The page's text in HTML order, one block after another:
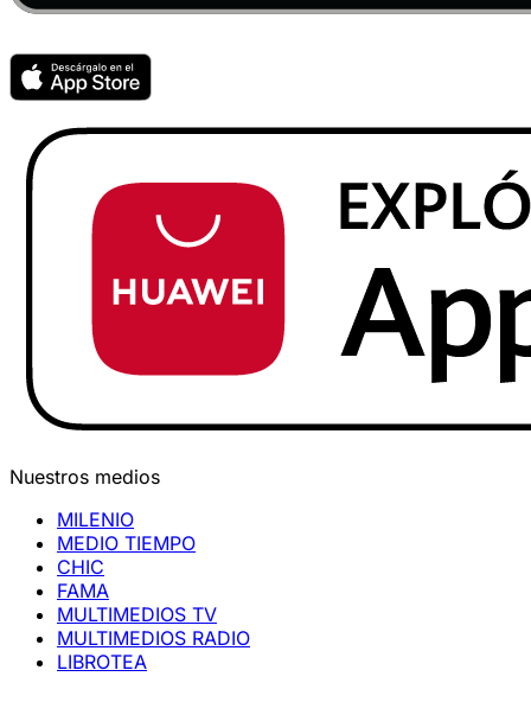
Nuestros medios
MILENIO
MEDIO TIEMPO
CHIC
FAMA
MULTIMEDIOS TV
MULTIMEDIOS RADIO
LIBROTEA